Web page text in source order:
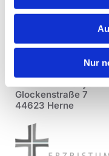
Nur
Glockenstraße 7
44623 Herne